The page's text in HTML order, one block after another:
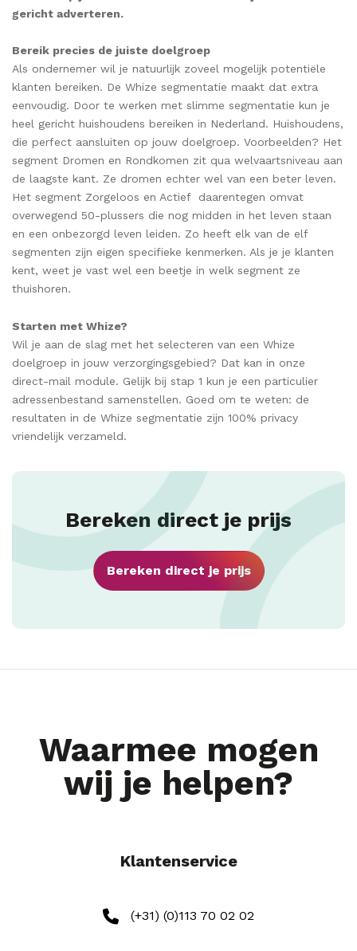
gericht adverteren.
Bereik precies de juiste doelgroep
Als ondernemer wil je natuurlijk zoveel mogelijk potentiële
klanten bereiken. De Whize segmentatie maakt dat extra
eenvoudig. Door te werken met slimme segmentatie kun je
heel gericht huishoudens bereiken in Nederland. Huishoudens,
die perfect aansluiten op jouw doelgroep. Voorbeelden? Het
segment Dromen en Rondkomen zit qua welvaartsniveau aan
de laagste kant. Ze dromen echter wel van een beter leven.
Het segment Zorgeloos en Actief daarentegen omvat
overwegend 50-plussers die nog midden in het leven staan
en een onbezorgd leven leiden. Zo heeft elk van de elf
segmenten zijn eigen specifieke kenmerken. Als je je klanten
kent, weet je vast wel een beetje in welk segment ze
thuishoren.
Starten met Whize?
Wil je aan de slag met het selecteren van een Whize
doelgroep in jouw verzorgingsgebied? Dat kan in onze
direct-mail module. Gelijk bij stap 1 kun je een particulier
adressenbestand samenstellen. Goed om te weten: de
resultaten in de Whize segmentatie zijn 100% privacy
vriendelijk verzameld.
Bereken direct je prijs
Bereken direct je prijs
Waarmee mogen
wij je helpen?
Klantenservice
(+31) (0)113 70 02 02